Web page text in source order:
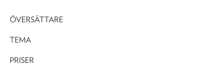
ÖVERSÄTTARE
TEMA
PRISER